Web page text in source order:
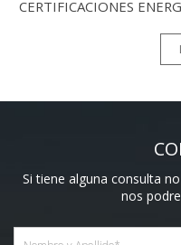
CERTIFICACIONES
Si tiene alguna consulta
nos